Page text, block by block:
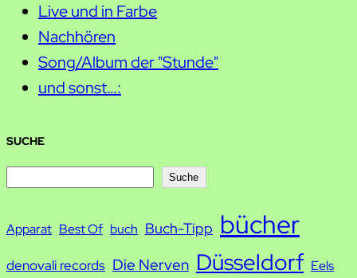
Live und in Farbe
Nachhören
Song/Album der "Stunde"
und sonst…:
SUCHE
c
Suche
Apparat Best Of buch Buch-Tipp bücher
denovali records Die Nerven Düsseldorf Eels